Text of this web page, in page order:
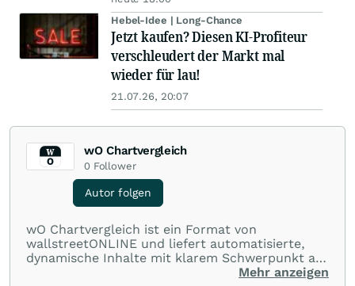
Hebel-Idee | Long-Chance
Jetzt kaufen? Diesen KI-Profiteur
verschleudert der Markt mal
wieder für lau!
21.07.26, 20:07
wO Chartvergleich
0 Follower
Autor folgen
wO Chartvergleich ist ein Format von
wallstreetONLINE und liefert automatisierte,
dynamische Inhalte mit klarem Schwerpunkt auf
Charts und Performance-Vergleiche. Im Fokus
Mehr anzeigen